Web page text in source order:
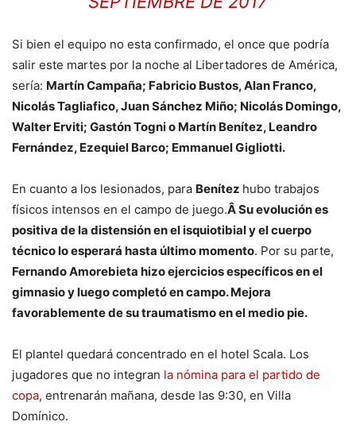
Si bien el equipo no esta confirmado, el once que podría
salir este martes por la noche al Libertadores de América,
sería: Martín Campaña; Fabricio Bustos, Alan Franco,
Nicolás Tagliafico, Juan Sánchez Miño; Nicolás Domingo,
Walter Erviti; Gastón Togni o Martín Benítez, Leandro
Fernández, Ezequiel Barco; Emmanuel Gigliotti.
En cuanto a los lesionados, para Benítez hubo trabajos
físicos intensos en el campo de juego.Â Su evolución es
positiva de la distensión en el isquiotibial y el cuerpo
técnico lo esperará hasta último momento. Por su parte,
Fernando Amorebieta hizo ejercicios específicos en el
gimnasio y luego completó en campo. Mejora
favorablemente de su traumatismo en el medio pie.
El plantel quedará concentrado en el hotel Scala. Los
jugadores que no integran la nómina para el partido de
copa, entrenarán mañana, desde las 9:30, en Villa
Domínico.